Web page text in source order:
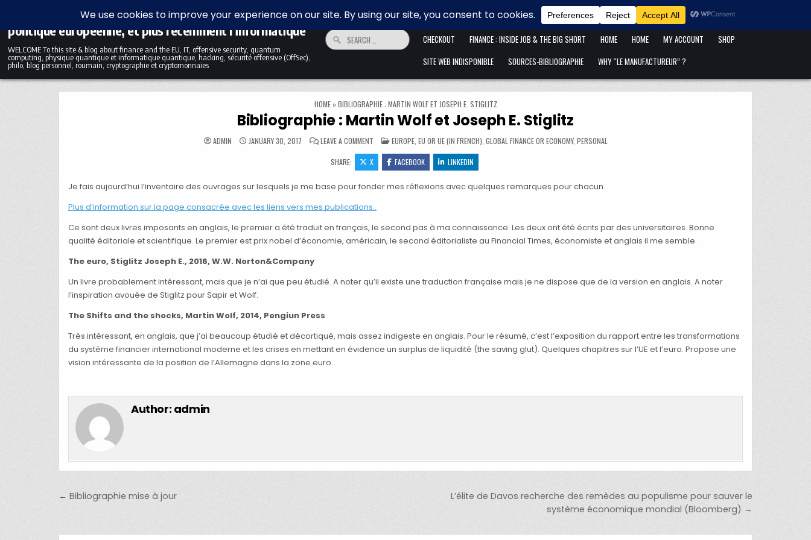
Blog bilingue (FR-EN) sur la finance, l'économie et la
politique européenne, et plus récemment l'informatique
WELCOME To this site & blog about finance and the EU, IT, offensive security, quantum
computing, physique quantique et informatique quantique, hacking, sécurité offensive (OffSec),
philo, blog personnel, roumain, cryptographie et cryptomonnaies
Search for:
HOME ALLER ANFANG IST SCHWER. ANFANG IST ANFANG ! BLOG CART
CATÉGORIES DE PUBLICATIONS
CHECKOUT
FINANCE : INSIDE JOB & THE BIG SHORT HOME HOME MY ACCOUNT
SHOP
SITE WEB INDISPONIBLE
SOURCES-BIBLIOGRAPHIE WHY “LE MANUFACTUREUR” ?
HOME»BIBLIOGRAPHIE : MARTIN WOLF ET JOSEPH E. STIGLITZ
Bibliographie : Martin Wolf et Joseph E. Stiglitz
ADMIN JANUARY 30, 2017 LEAVE A COMMENTON BIBLIOGRAPHIE : MARTIN WOLF ET JOSEPH E. STIGLITZ
POSTED IN
EUROPE, EU OR UE (IN FRENCH) GLOBAL FINANCE OR ECONOMY, PERSONAL
SHARE: X FACEBOOK LINKEDIN
Je fais aujourd’hui l’inventaire des ouvrages sur lesquels je me base pour fonder mes réflexions avec quelques remarques pour chacun.
Plus d’information sur la page consacrée avec les liens vers mes publications..
Ce sont deux livres imposants en anglais, le premier a été traduit en français, le second pas à ma connaissance. Les deux ont été écrits par des universitaires. Bonne
qualité éditoriale et scientifique. Le premier est prix nobel d’économie, américain, le second éditorialiste au Financial Times, économiste et anglais il me semble.
The euro, Stiglitz Joseph E., 2016, W.W. Norton&Company
Un livre probablement intéressant, mais que je n’ai que peu étudié. A noter qu’il existe une traduction française mais je ne dispose que de la version en anglais. A noter
l’inspiration avouée de Stiglitz pour Sapir et Wolf.
The Shifts and the shocks, Martin Wolf, 2014, Pengiun Press
Très intéressant, en anglais, que j’ai beaucoup étudié et décortiqué, mais assez indigeste en anglais. Pour le résumé, c’est l’exposition du rapport entre les transformations
du système financier international moderne et les crises en mettant en évidence un surplus de liquidité (the saving glut). Quelques chapitres sur l’UE et l’euro. Propose une
vision intéressante de la position de l’Allemagne dans la zone euro.
Author: admin
Post navigation
L’élite de Davos recherche des remèdes au populisme pour sauver le
système économique mondial (Bloomberg) →
← Bibliographie mise à jour